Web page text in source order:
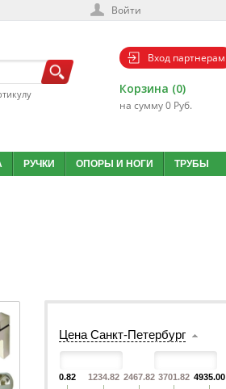
Войти
Вход партнерам
Корзина (0)
на сумму 0 Руб.
РУЧКИ ОПОРЫ И НОГИ ТРУБЫ
Цена Санкт-Петербург
0.82 1234.82 2467.82 3701.82 4935.00